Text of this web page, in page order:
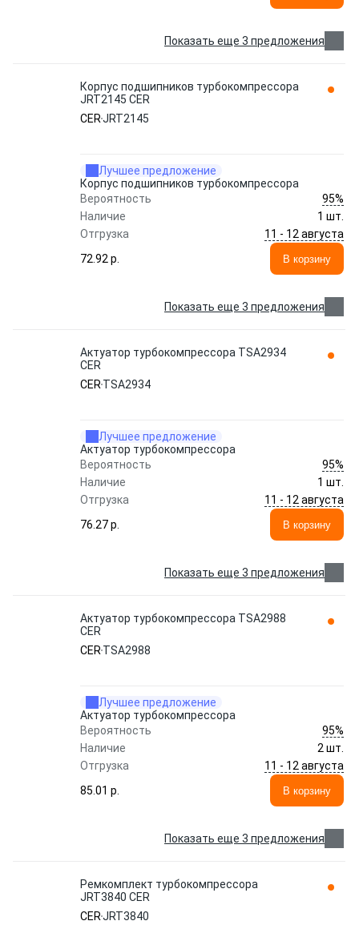
Показать еще 3 предложения
Корпус подшипников турбокомпрессора
JRT2145 CER
CERJRT2145
Лучшее предложение
Корпус подшипников турбокомпрессора
Вероятность
95%
Наличие
1 шт.
Отгрузка
11 - 12 августа
72.92 p.
В корзину
Показать еще 3 предложения
Актуатор турбокомпрессора TSA2934
CER
CER TSA2934
Лучшее предложение
Актуатор турбокомпрессора
Вероятность
95%
Наличие
1 шт.
Отгрузка
11 - 12 августа
76.27 p.
В корзину
Показать еще 3 предложения
Актуатор турбокомпрессора TSA2988
CER
CER TSA2988
Лучшее предложение
Актуатор турбокомпрессора
Вероятность
95%
Наличие
2 шт.
Отгрузка
11 - 12 августа
85.01 p.
В корзину
Показать еще 3 предложения
Ремкомплект турбокомпрессора
JRT3840 CER
CERJRT3840